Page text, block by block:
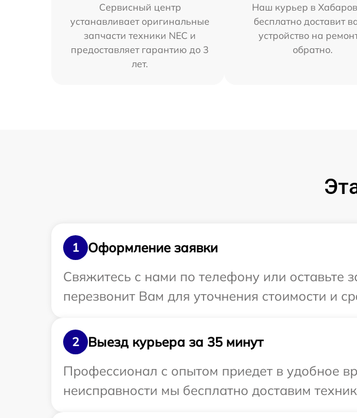
Сервисный центр
устанавливает оригинальные
запчасти техники NEC и
предоставляет гарантию до 3
лет.
Наш курьер в
бесплатно доставит
устройство на
обратно.
1
Оформление заявки
Свяжитесь с нами по телефону или оставьте
перезвонит Вам для уточнения стоимости и
2
Выезд курьера за 35 минут
Профессионал с опытом приедет в удобное
неисправности мы бесплатно доставим